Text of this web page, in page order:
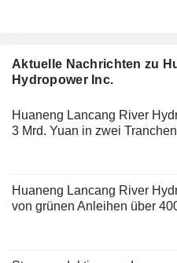
Aktuelle Nachrichten zu
Hydropower Inc.
Huaneng Lancang River
3 Mrd. Yuan in zwei Tranchen
Huaneng Lancang River
von grünen Anleihen über